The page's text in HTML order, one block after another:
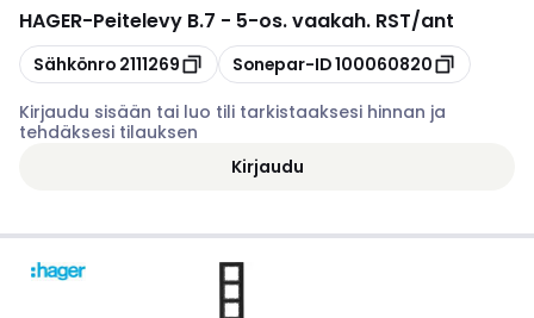
HAGER-Peitelevy B.7 - 5-os. vaakah. RST/ant
Kopioi
Sähkönro 2111269 Kopioi
Sonepar-ID100060820
Kirjaudu sisään tai luo tili tarkistaaksesi hinnan ja
tehdäksesi tilauksen
Kirjaudu